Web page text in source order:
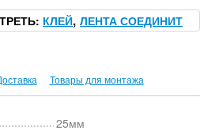
КЛЕЙ ЛЕНТА СОЕДИНИТ
Товары для монтажа
25мм